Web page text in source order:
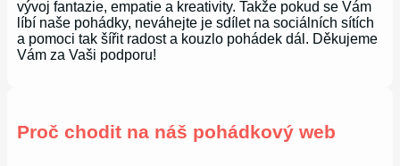
vývoj fantazie, empatie a kreativity. Takže pokud se Vám
líbí naše pohádky, neváhejte je sdílet na sociálních sítích
a pomoci tak šířit radost a kouzlo pohádek dál. Děkujeme
Vám za Vaši podporu!
Proč chodit na náš pohádkový web